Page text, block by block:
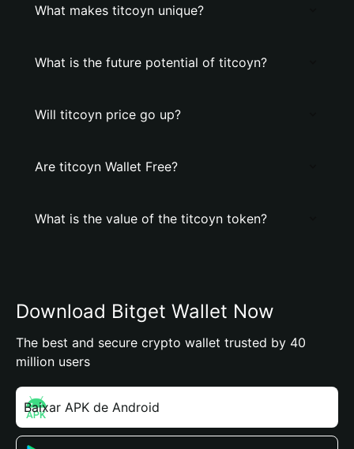
What makes titcoyn unique?
What is the future potential of titcoyn?
Will titcoyn price go up?
Are titcoyn Wallet Free?
What is the value of the titcoyn token?
Download Bitget Wallet Now
The best and secure crypto wallet trusted by 40
million users
Baixar APK de Android